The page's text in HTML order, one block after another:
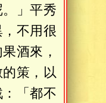
」平秀
不用很
酒來，
策，以
「都不